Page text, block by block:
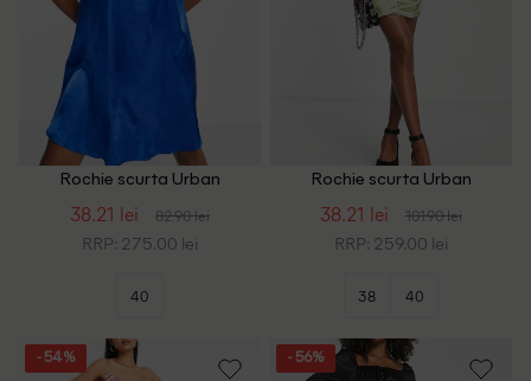
Rochie scurta Urban
38.21 lei 82.90 lei
RRP: 275.00 lei
40
Rochie scurta Urban
38.21 lei 101.90 lei
RRP: 259.00 lei
38 40
- 54% - 56%